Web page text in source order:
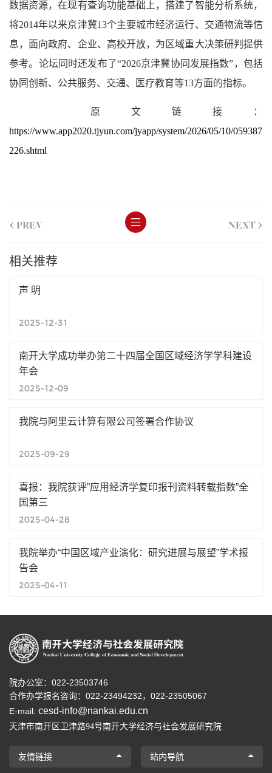
数据资源，在现有查询功能基础上，搭建了智能分析系统，
将2014年以来京津冀13个主要城市经济运行、交通物流等信
息，面向政府、企业、高校开放，为区域重大决策研判提供
参考。论坛同时还发布了“2026京津冀协同发展指数”，包括
协同创新、公共服务、交通、医疗教育等13方面的指标。
原文链接：
https://www.app2020.tjyun.com/jyapp/system/2026/05/10/059387
226.shtml
< PREV NEXT >
相关推荐
声 明
2025-12-31
南开大学成功举办第二十四届全国区域经济学学科建设
年会
2025-12-09
我院与阿里云计算有限公司签署合作协议
2025-09-29
喜报：我院获评”应用经济学复印报刊资料转载指数”全
国第三
2025-04-28
我院举办“中国区域产业演化：研究进展与展望”学术报
告会
2025-04-11
院办公室：022-23503746
合作办学报名咨询： 022-23494232， 022-23505067
E-mail: cesd-info@nankai.edu.cn
天津市南开区卫津路94号南开大学经济与社会发展研究院
友情链接 站内导航